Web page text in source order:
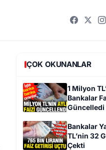
ÇOK OKUNANLAR
1 Milyon
Bankalar
Güncelledi
Bankalar
TL’nin 32
Çekti